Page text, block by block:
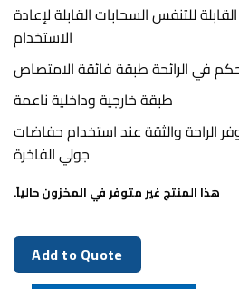
القابلة للتنفس السحابات القابلة لإعادة
الاستخدام
في الرائحة طبقة فائقة الامتصاص
طبقة خارجية وداخلية ناعمة
الراحة والثقة عند استخدام حفاضات
جولي الفاخرة
هذا المنتج غير متوفر في المخزون حالياً.
Add to Quote